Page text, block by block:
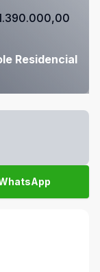
Residencial